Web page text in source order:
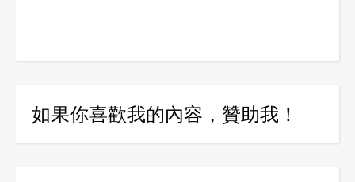
如果你喜歡我的內容，贊助我！